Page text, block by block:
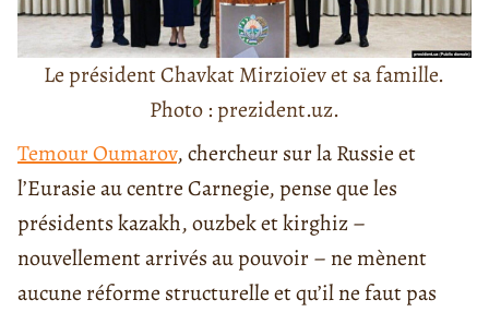
Le président Chavkat Mirzioïev et sa famille.
Photo : prezident.uz.
Temour Oumarov, chercheur sur la Russie et
l’Eurasie au centre Carnegie, pense que les
présidents kazakh, ouzbek et kirghiz –
nouvellement arrivés au pouvoir – ne mènent
aucune réforme structurelle et qu’il ne faut pas